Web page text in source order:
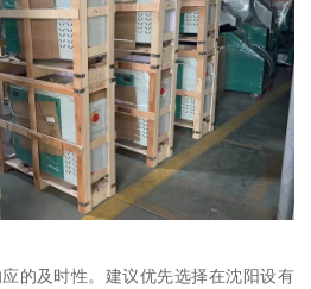
的及时性。建议优先选择在沈阳设有